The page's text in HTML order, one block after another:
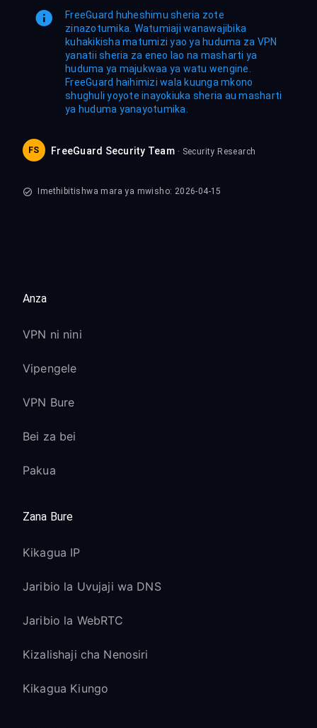
FreeGuard huheshimu sheria zote
zinazotumika. Watumiaji wanawajibika
kuhakikisha matumizi yao ya huduma za VPN
yanatii sheria za eneo lao na masharti ya
huduma ya majukwaa ya watu wengine.
FreeGuard haihimizi wala kuunga mkono
shughuli yoyote inayokiuka sheria au masharti
ya huduma yanayotumika.
FS FreeGuard Security Team · Security Research
Imethibitishwa mara ya mwisho: 2026-04-15
Anza
VPN ni nini
Vipengele
VPN Bure
Bei za bei
Pakua
Zana Bure
Kikagua IP
Jaribio la Uvujaji wa DNS
Jaribio la WebRTC
Kizalishaji cha Nenosiri
Kikagua Kiungo